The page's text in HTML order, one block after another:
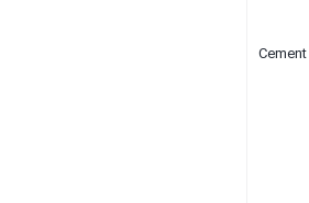
چسب نوار نقاله تیپ تاپ Cement